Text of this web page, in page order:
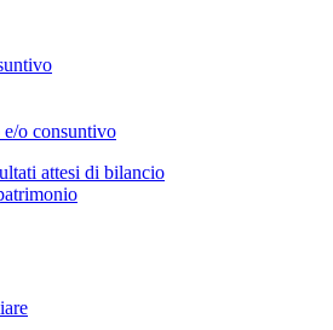
o consuntivo
attesi di bilancio